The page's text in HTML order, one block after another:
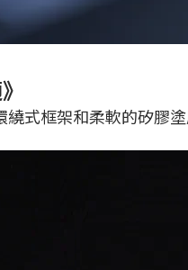
式框架和柔軟的矽膠